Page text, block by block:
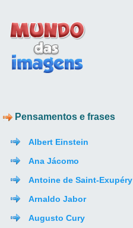
Pensamentos e frases
Albert Einstein
Ana Jácomo
Antoine de Saint-Exupéry
Arnaldo Jabor
Augusto Cury